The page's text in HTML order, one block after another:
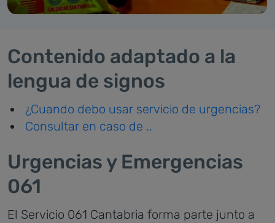
Contenido adaptado a la
lengua de signos
¿Cuando debo usar servicio de urgencias?
Consultar en caso de ..
Urgencias y Emergencias
061
El Servicio 061 Cantabria forma parte junto a